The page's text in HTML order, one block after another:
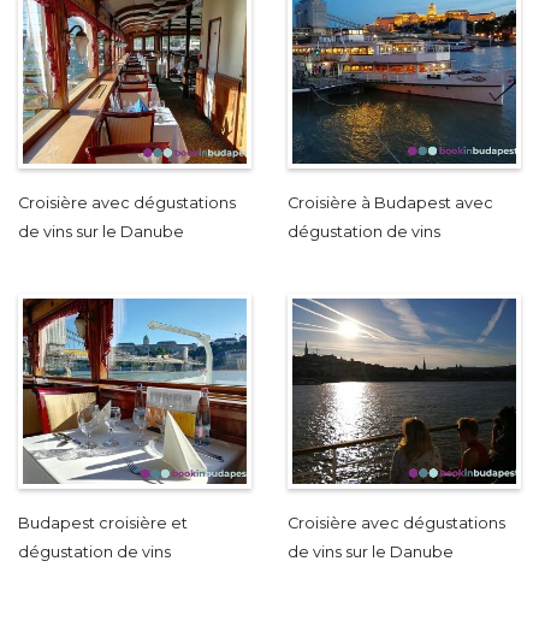
Croisière avec dégustations
de vins sur le Danube
Croisière à Budapest avec
dégustation de vins
Budapest croisière et
dégustation de vins
Croisière avec dégustations
de vins sur le Danube